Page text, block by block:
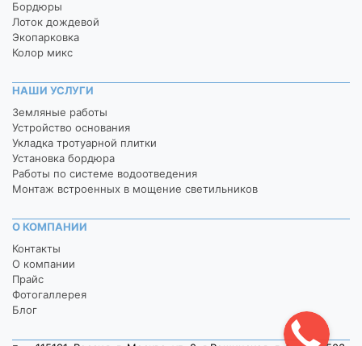
Бордюры
Лоток дождевой
Экопарковка
Колор микс
НАШИ УСЛУГИ
Земляные работы
Устройство основания
Укладка тротуарной плитки
Установка бордюра
Работы по системе водоотведения
Монтаж встроенных в мощение светильников
О КОМПАНИИ
Контакты
О компании
Прайс
Фотогаллерея
Блог